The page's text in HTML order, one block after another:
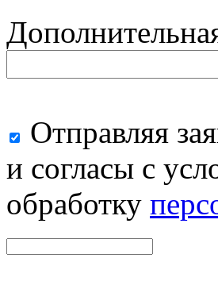
Отправляя
и согласы с
обработку